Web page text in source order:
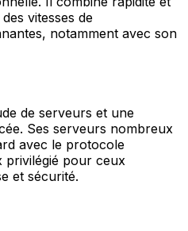
vitesses de
notamment avec son
de serveurs et une
Ses serveurs nombreux
avec le protocole
privilégié pour ceux
et sécurité.